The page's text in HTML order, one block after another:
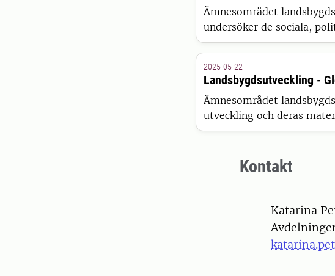
Ämnesområdet
undersöker de sociala,
policyinsatser och
2025-05-22
Landsbygdsutveckling -
Ämnesområdet
utveckling och deras
Syd-/Mellanamerika.
Kontakt
PersonKatarina